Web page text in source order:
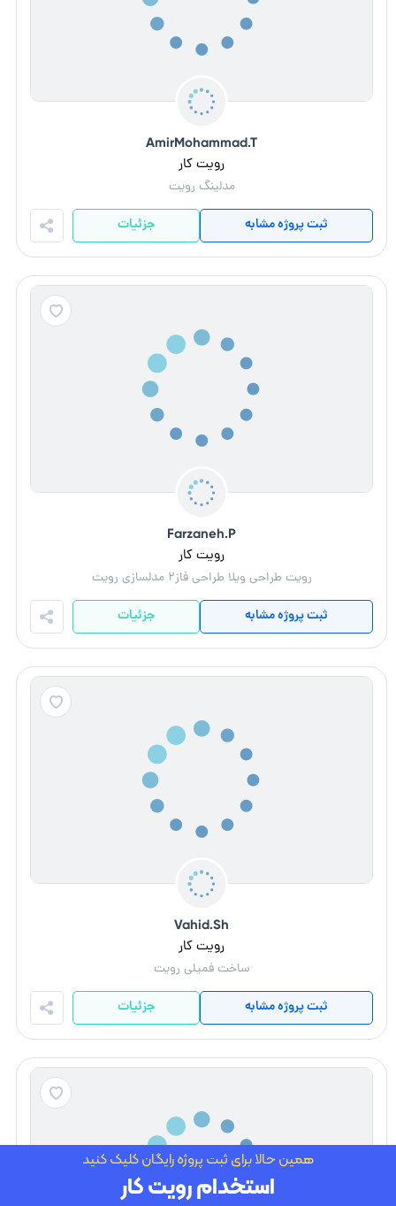
AmirMohammad.T
رویت کار
مدلینگ رویت
ثبت پروژه مشابه جزئیات
Farzaneh.P
رویت کار
رویت طراحی ویلا طراحی فاز۲ مدلسازی رویت
ثبت پروژه مشابه جزئیات
Vahid.Sh
رویت کار
ساخت فمیلی رویت
ثبت پروژه مشابه جزئیات
همین حالا برای ثبت پروژه رایگان کلیک کنید
استخدام رویت کار